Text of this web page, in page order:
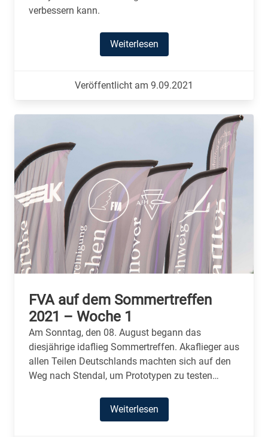
verbessern kann.
Weiterlesen
Veröffentlicht am 9.09.2021
FVA auf dem Sommertreffen
2021 – Woche 1
Am Sonntag, den 08. August begann das
diesjährige idaflieg Sommertreffen. Akaflieger aus
allen Teilen Deutschlands machten sich auf den
Weg nach Stendal, um Prototypen zu testen…
Weiterlesen